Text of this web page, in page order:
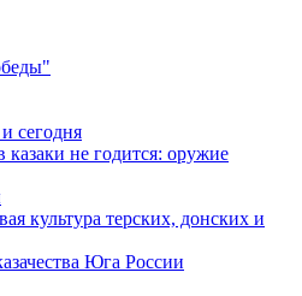
сегодня
казаки не годится: оружие
культура терских, донских и
Юга России